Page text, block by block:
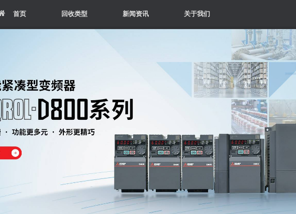
首页 回收类型 新闻资讯 关于我们